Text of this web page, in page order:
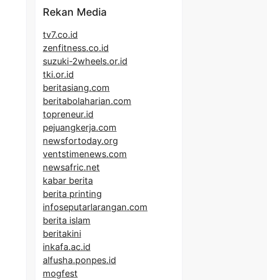
Rekan Media
tv7.co.id
zenfitness.co.id
suzuki-2wheels.or.id
tki.or.id
beritasiang.com
beritabolaharian.com
topreneur.id
pejuangkerja.com
newsfortoday.org
ventstimenews.com
newsafric.net
kabar berita
berita printing
infoseputarlarangan.com
berita islam
beritakini
inkafa.ac.id
alfusha.ponpes.id
mogfest